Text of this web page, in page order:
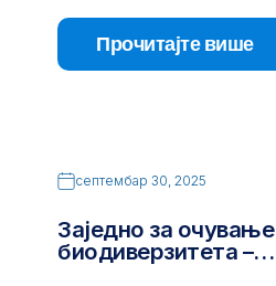
Прочитајте више
септембар 30, 2025
Заједно за очување
биодиверзитета –…